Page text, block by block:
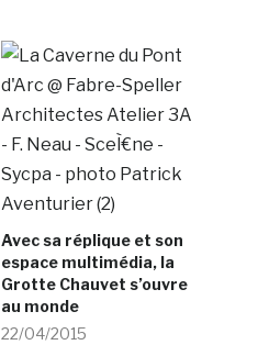
Avec sa réplique et son
espace multimédia, la
Grotte Chauvet s’ouvre
au monde
22/04/2015